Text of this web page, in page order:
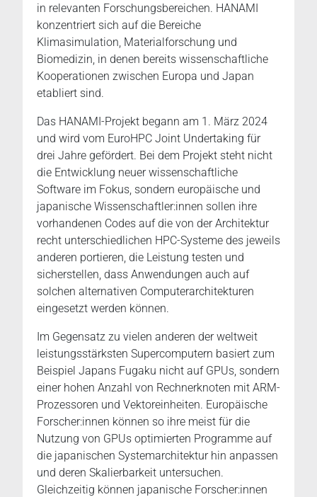
in relevanten Forschungsbereichen. HANAMI
konzentriert sich auf die Bereiche
Klimasimulation, Materialforschung und
Biomedizin, in denen bereits wissenschaftliche
Kooperationen zwischen Europa und Japan
etabliert sind.
Das HANAMI-Projekt begann am 1. März 2024
und wird vom EuroHPC Joint Undertaking für
drei Jahre gefördert. Bei dem Projekt steht nicht
die Entwicklung neuer wissenschaftliche
Software im Fokus, sondern europäische und
japanische Wissenschaftler:innen sollen ihre
vorhandenen Codes auf die von der Architektur
recht unterschiedlichen HPC-Systeme des jeweils
anderen portieren, die Leistung testen und
sicherstellen, dass Anwendungen auch auf
solchen alternativen Computerarchitekturen
eingesetzt werden können.
Im Gegensatz zu vielen anderen der weltweit
leistungsstärksten Supercomputern basiert zum
Beispiel Japans Fugaku nicht auf GPUs, sondern
einer hohen Anzahl von Rechnerknoten mit ARM-
Prozessoren und Vektoreinheiten. Europäische
Forscher:innen können so ihre meist für die
Nutzung von GPUs optimierten Programme auf
die japanischen Systemarchitektur hin anpassen
und deren Skalierbarkeit untersuchen.
Gleichzeitig können japanische Forscher:innen